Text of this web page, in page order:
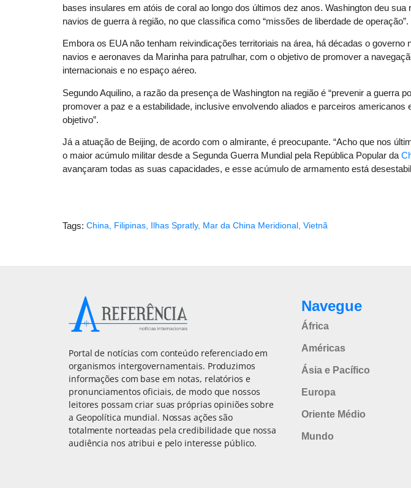
bases insulares em atóis de coral ao longo dos últimos dez anos. Washington deu sua
navios de guerra à região, no que classifica como “missões de liberdade de operação”.
Embora os EUA não tenham reivindicações territoriais na área, há décadas o governo
navios e aeronaves da Marinha para patrulhar, com o objetivo de promover a
internacionais e no espaço aéreo.
Segundo Aquilino, a razão da presença de Washington na região é “prevenir a guerra
promover a paz e a estabilidade, inclusive envolvendo aliados e parceiros americanos
objetivo”.
Já a atuação de Beijing, de acordo com o almirante, é preocupante. “Acho que nos
o maior acúmulo militar desde a Segunda Guerra Mundial pela República Popular da
avançaram todas as suas capacidades, e esse acúmulo de armamento está
Tags: China Filipinas Ilhas Spratly, Mar da China Meridional Vietnã
Portal de notícias com conteúdo referenciado em
organismos intergovernamentais. Produzimos
informações com base em notas, relatórios e
pronunciamentos oficiais, de modo que nossos
leitores possam criar suas próprias opiniões sobre
a Geopolítica mundial. Nossas ações são
totalmente norteadas pela credibilidade que nossa
audiência nos atribui e pelo interesse público.
Navegue
África
Américas
Ásia e Pacífico
Europa
Oriente Médio
Mundo